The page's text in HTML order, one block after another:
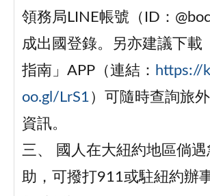
領務局LINE帳號（ID：
成出國登錄。另亦建議下載
指南」APP（連結： https://
oo.gl/LrS1 ）可隨時查詢旅
資訊。
三、 國人在大紐約地區倘
助，可撥打911或駐紐約辦